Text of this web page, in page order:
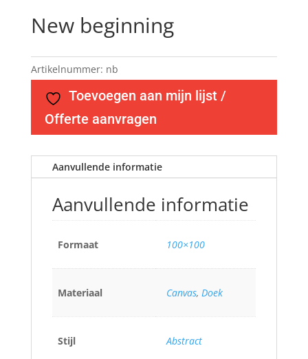
New beginning
Artikelnummer: nb
Toevoegen aan mijn lijst /
Offerte aanvragen
Aanvullende informatie
Aanvullende informatie
Formaat 100×100
Materiaal Canvas, Doek
Stijl Abstract